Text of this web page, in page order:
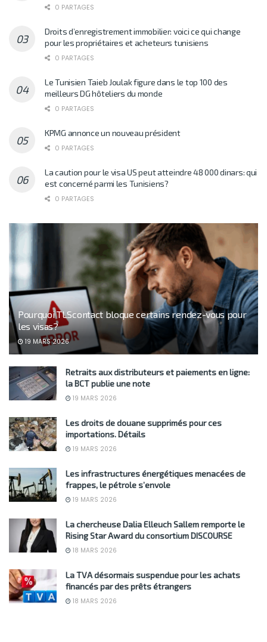
0 PARTAGES
Droits d’enregistrement immobilier: voici ce qui change
pour les propriétaires et acheteurs tunisiens
0 PARTAGES
Le Tunisien Taieb Joulak figure dans le top 100 des
meilleurs DG hôteliers du monde
0 PARTAGES
KPMG annonce un nouveau président
0 PARTAGES
La caution pour le visa US peut atteindre 48 000 dinars: qui
est concerné parmi les Tunisiens?
0 PARTAGES
Pourquoi TLScontact bloque certains rendez-vous pour
les visas?
19 MARS 2026
Retraits aux distributeurs et paiements en ligne:
la BCT publie une note
19 MARS 2026
Les droits de douane supprimés pour ces
importations. Détails
19 MARS 2026
Les infrastructures énergétiques menacées de
frappes, le pétrole s’envole
19 MARS 2026
La chercheuse Dalia Elleuch Sallem remporte le
Rising Star Award du consortium DISCOURSE
18 MARS 2026
La TVA désormais suspendue pour les achats
financés par des prêts étrangers
18 MARS 2026